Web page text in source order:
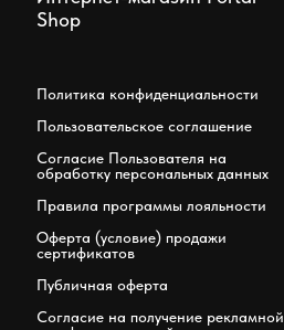
Shop
Политика конфиденциальности
Пользовательское соглашение
Согласие Пользователя на
обработку персональных данных
Правила программы лояльности
Оферта (условие) продажи
сертификатов
Публичная оферта
Согласие на получение рекламной